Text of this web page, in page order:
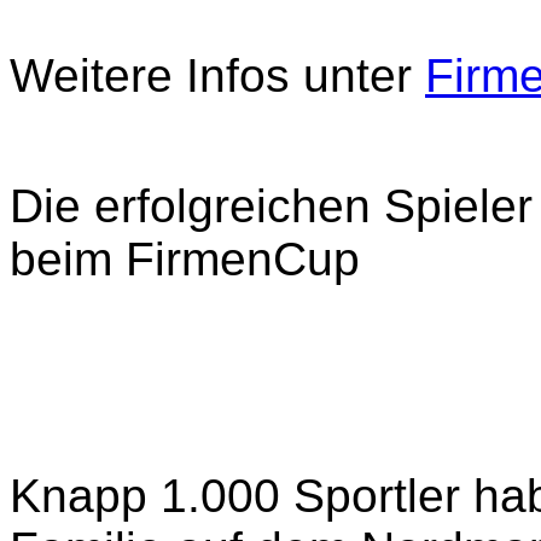
Weitere Infos unter
Die erfolgreichen
beim FirmenCup
Knapp 1.000 Sportler